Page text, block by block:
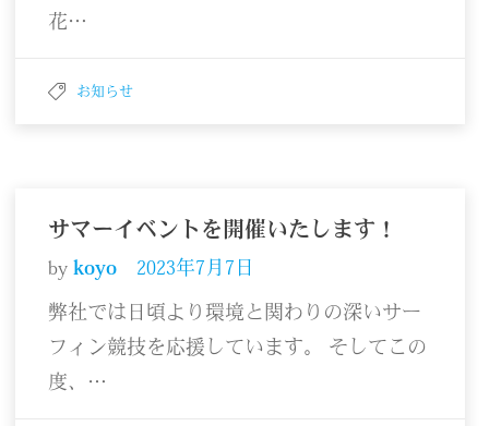
花…
お知らせ
サマーイベントを開催いたします！
by koyo 2023年7月7日
弊社では日頃より環境と関わりの深いサー
フィン競技を応援しています。 そしてこの
度、…